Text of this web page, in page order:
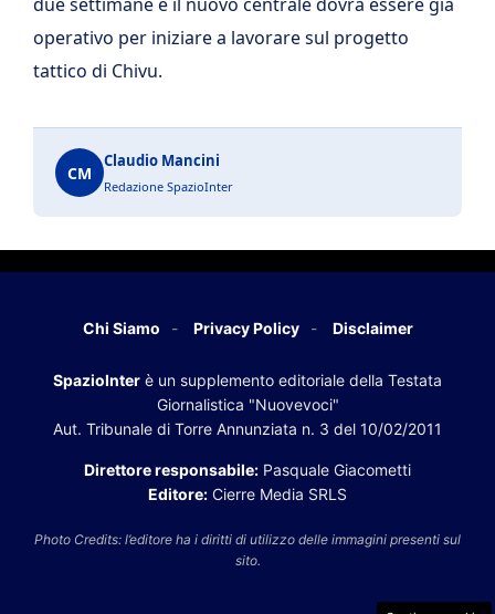
operativo per iniziare a lavorare sul progetto
tattico di Chivu.
CM
Claudio Mancini
Redazione SpazioInter
Chi Siamo Privacy Policy Disclaimer
SpazioInter è un supplemento editoriale della Testata
Giornalistica "Nuovevoci"
Aut. Tribunale di Torre Annunziata n. 3 del 10/02/2011
Direttore responsabile: Pasquale Giacometti
Editore: Cierre Media SRLS
Photo Credits: l’editore ha i diritti di utilizzo delle immagini presenti sul
sito.